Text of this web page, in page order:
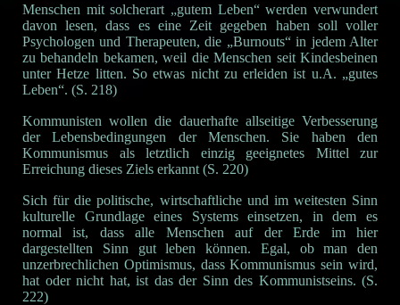
Menschen mit solcherart „gutem Leben“ werden verwundert
davon lesen, dass es eine Zeit gegeben haben soll voller
Psychologen und Therapeuten, die „Burnouts“ in jedem Alter
zu behandeln bekamen, weil die Menschen seit Kindesbeinen
unter Hetze litten. So etwas nicht zu erleiden ist u.A. „gutes
Leben“. (S. 218)
Kommunisten wollen die dauerhafte allseitige Verbesserung
der Lebensbedingungen der Menschen. Sie haben den
Kommunismus als letztlich einzig geeignetes Mittel zur
Erreichung dieses Ziels erkannt (S. 220)
Sich für die politische, wirtschaftliche und im weitesten Sinn
kulturelle Grundlage eines Systems einsetzen, in dem es
normal ist, dass alle Menschen auf der Erde im hier
dargestellten Sinn gut leben können. Egal, ob man den
unzerbrechlichen Optimismus, dass Kommunismus sein wird,
hat oder nicht hat, ist das der Sinn des Kommunistseins. (S.
222)